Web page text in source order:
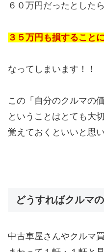
６０万円だったとした
３５万円も損することに
なってしまいます！！
この「自分のクルマの
ということはとても大
覚えておくといいと思
どうすればクルマ
中古車屋さんやクルマ